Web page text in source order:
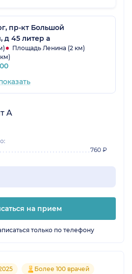
пр-кт Большой
д 45 литер а
Площадь Ленина (2 км)
A
760 ₽
на прием
только по телефону
Более 100 врачей